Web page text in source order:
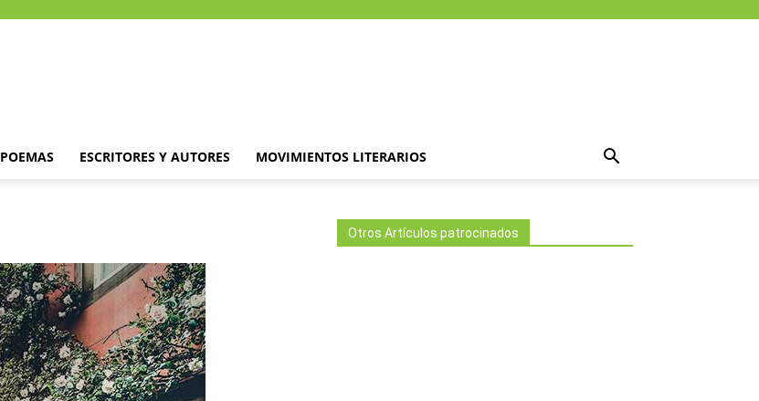
POEMAS ESCRITORES Y AUTORES MOVIMIENTOS LITERARIOS
Otros Artículos patrocinados